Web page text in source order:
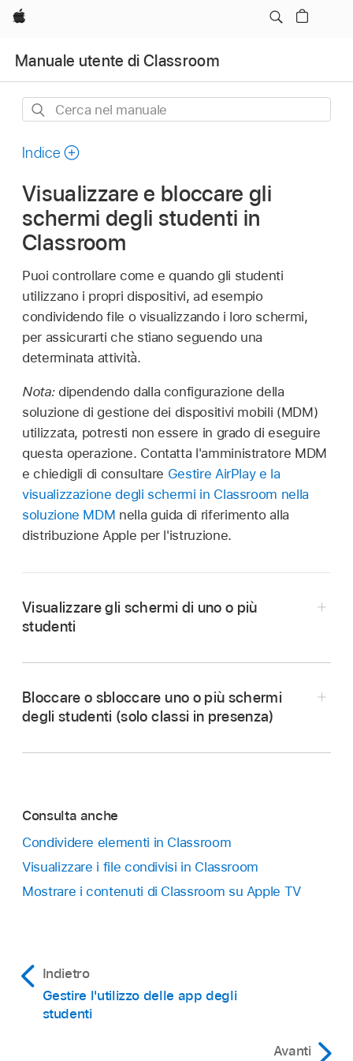
Apple
Manuale utente di Classroom
Cerca
manuale
Indice
Visualizzare e bloccare gli
schermi degli studenti in
Classroom
Puoi controllare come e quando gli studenti
utilizzano i propri dispositivi, ad esempio
condividendo file o visualizzando i loro schermi,
per assicurarti che stiano seguendo una
determinata attività.
Nota: dipendendo dalla configurazione della
soluzione di gestione dei dispositivi mobili (MDM)
utilizzata, potresti non essere in grado di eseguire
questa operazione. Contatta l'amministratore MDM
e chiedigli di consultare Gestire AirPlay e la
visualizzazione degli schermi in Classroom nella
soluzione MDM nella guida di riferimento alla
distribuzione Apple per l'istruzione.
Visualizzare gli schermi di uno o più
studenti
Tutti gli studenti:
studenti” nella barra laterale.
esistente nella barra laterale. Puoi anche
Bloccare o sbloccare uno o più schermi
degli studenti (solo classi in presenza)
In Classroom selezionaClassi nella barra
Tutti gli studenti:
studenti” nella barra laterale.
esistente nella barra laterale. Puoi anche
Consulta anche
Condividere elementi in Classroom
Visualizzare i file condivisi in Classroom
Mostrare i contenuti di Classroom su Apple TV
Indietro
Gestire l'utilizzo delle app degli
studenti
Avanti